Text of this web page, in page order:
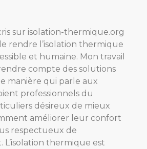
sur isolation-thermique.org
rendre l’isolation thermique
et humaine. Mon travail
compte des solutions
manière qui parle aux
professionnels du
désireux de mieux
améliorer leur confort
respectueux de
L’isolation thermique est